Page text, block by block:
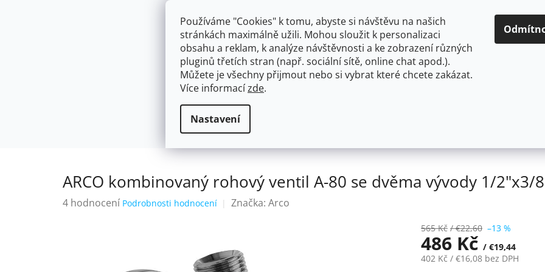
Používáme "Cookies" k tomu, abyste si návštěvu na našich
stránkách maximálně užili. Mohou sloužit k personalizaci
obsahu a reklam, k analýze návštěvnosti a ke zobrazení různých
pluginů třetích stran (např. sociální sítě, online chat apod.).
Můžete je všechny přijmout nebo si vybrat které chcete zakázat.
Více informacízde.
Nastavení
HLEDAT
NÁSTĚNNÉ 150/100MM SE SPRCHOU
Kartuše a ventily k bateriím ARCO kombinovaný rohový ventil A-80 se dvěma vývody 1/2"x3/
ARCO kombinovaný rohový ventil A-80 se dvěma vývody 1/2"x3/
Průměrné
4 hodnocení Podrobnosti hodnocení Značka: Arco
565 Kč / €22,60 –13 %
486 Kč / €19,44
402 Kč / €16,08 bez DPH